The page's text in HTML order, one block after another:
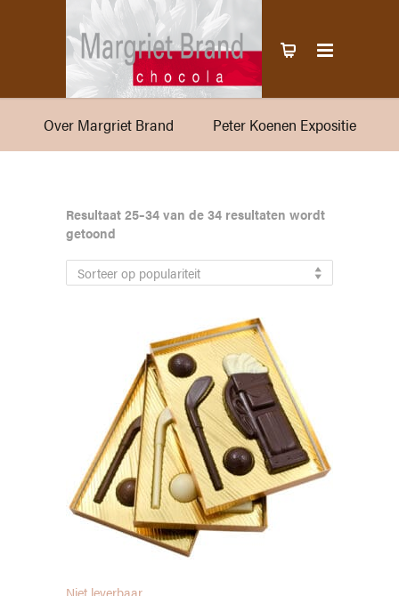
Over Margriet Brand Peter Koenen Expositie
Resultaat 25–34 van de 34 resultaten wordt
getoond
populariteit
Sorteer op populariteit
Niet leverbaar